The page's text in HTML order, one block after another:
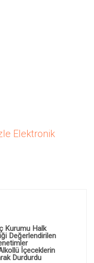
Elektronik
Kurumu Halk
Değerlendirilen
İçeceklerin
Durdurdu